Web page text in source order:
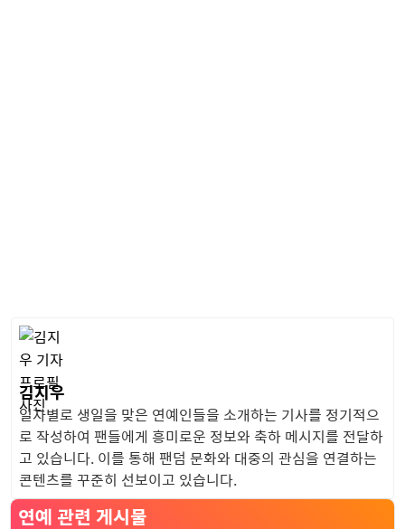
김지우
일자별로 생일을 맞은 연예인들을 소개하는 기사를 정기적으
로 작성하여 팬들에게 흥미로운 정보와 축하 메시지를 전달하
고 있습니다. 이를 통해 팬덤 문화와 대중의 관심을 연결하는
콘텐츠를 꾸준히 선보이고 있습니다.
연예 관련 게시물